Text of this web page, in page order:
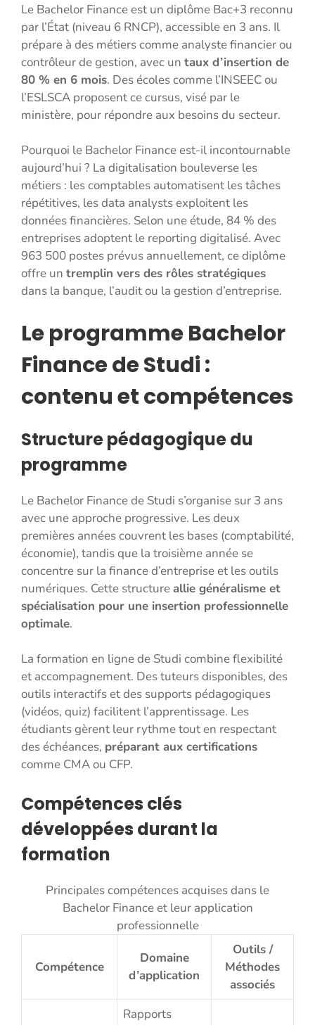
Le Bachelor Finance est un diplôme Bac+3 reconnu
par l’État (niveau 6 RNCP), accessible en 3 ans. Il
prépare à des métiers comme analyste financier ou
contrôleur de gestion, avec un taux d’insertion de
80 % en 6 mois. Des écoles comme l’INSEEC ou
l’ESLSCA proposent ce cursus, visé par le
ministère, pour répondre aux besoins du secteur.
Pourquoi le Bachelor Finance est-il incontournable
aujourd’hui ? La digitalisation bouleverse les
métiers : les comptables automatisent les tâches
répétitives, les data analysts exploitent les
données financières. Selon une étude, 84 % des
entreprises adoptent le reporting digitalisé. Avec
963 500 postes prévus annuellement, ce diplôme
offre un tremplin vers des rôles stratégiques
dans la banque, l’audit ou la gestion d’entreprise.
Le programme Bachelor
Finance de Studi :
contenu et compétences
Structure pédagogique du
programme
Le Bachelor Finance de Studi s’organise sur 3 ans
avec une approche progressive. Les deux
premières années couvrent les bases (comptabilité,
économie), tandis que la troisième année se
concentre sur la finance d’entreprise et les outils
numériques. Cette structureallie généralisme et
spécialisation pour une insertion professionnelle
optimale.
La formation en ligne de Studi combine flexibilité
et accompagnement. Des tuteurs disponibles, des
outils interactifs et des supports pédagogiques
(vidéos, quiz) facilitent l’apprentissage. Les
étudiants gèrent leur rythme tout en respectant
des échéances, préparant aux certifications
comme CMA ou CFP.
Compétences clés
développées durant la
formation
Principales compétences acquises dans le
Bachelor Finance et leur application
professionnelle
Compétence
Domaine
d’application
Outils /
Méthodes
associés
Rapports